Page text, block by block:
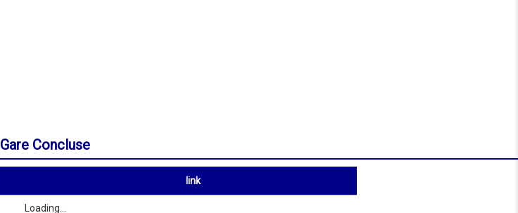
Gare Concluse
link
link
Loading...